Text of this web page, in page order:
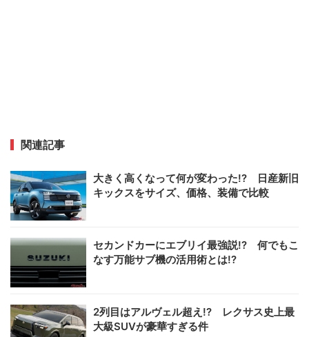
関連記事
大きく高くなって何が変わった!? 日産新旧
キックスをサイズ、価格、装備で比較
セカンドカーにエブリイ最強説!? 何でもこ
なす万能サブ機の活用術とは!?
2列目はアルヴェル超え!? レクサス史上最
大級SUVが豪華すぎる件